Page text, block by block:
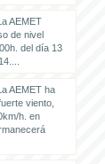
AEMET
de nivel
del día 13
AEMET ha
viento,
h. en